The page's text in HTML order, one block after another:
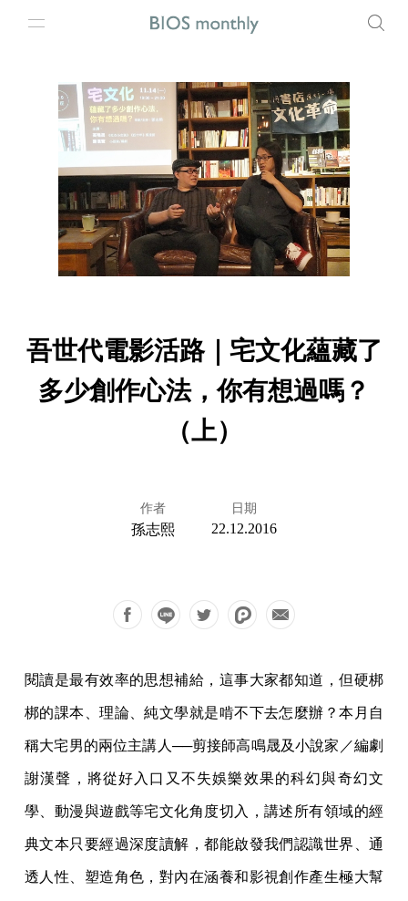
吾世代電影活路｜宅文化蘊藏了
多少創作心法，你有想過嗎？
（上）
作者
孫志熙
日期
22.12.2016
閱讀是最有效率的思想補給，這事大家都知道，但硬梆
梆的課本、理論、純文學就是啃不下去怎麼辦？本月自
稱大宅男的兩位主講人──剪接師高鳴晟及小說家／編劇
謝漢聲，將從好入口又不失娛樂效果的科幻與奇幻文
學、動漫與遊戲等宅文化角度切入，講述所有領域的經
典文本只要經過深度讀解，都能啟發我們認識世界、通
透人性、塑造角色，對內在涵養和影視創作產生極大幫